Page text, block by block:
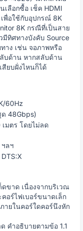
ลือกซื้อ เช็ค HDMI
พื่อใช้กับอุปกรณ์ 8K
8K กรณีที่เป็นสาย
มีทิศทางบังคับ Source
าง เช่น จอภาพหรือ
ลับด้าน หากสลับด้าน
สียบฝั่งไหนก็ได้
60Hz
ด 48Gbps)
เมตร โดยไม่ลด
ฯลฯ
ดขาด เนื่องจากบริเวณ
อร์ไฟเบอร์ขนาดเล็ก
ายในคอร์ใดคอร์นึงหัก
คำอธิบายตามข้อ 1.1